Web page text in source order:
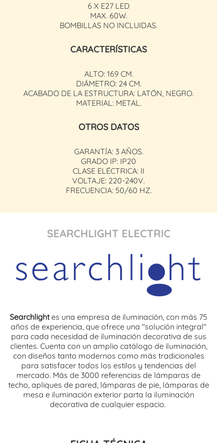
6 X E27 LED
MAX. 60W.
BOMBILLAS NO INCLUIDAS.
CARACTERÍSTICAS
ALTO: 169 CM.
DIÁMETRO: 24 CM.
ACABADO DE LA ESTRUCTURA: LATÓN, NEGRO.
MATERIAL: METAL.
OTROS DATOS
GARANTÍA: 3 AÑOS.
GRADO IP: IP20
CLASE ELÉCTRICA: II
VOLTAJE: 220-240V.
FRECUENCIA: 50/60 HZ.
SEARCHLIGHT ELECTRIC
Searchlightes una empresa de iluminación, con más 75
años de experiencia, que ofrece una "solución integral"
para cada necesidad de iluminación decorativa de sus
clientes. Cuenta con un amplio catálogo de iluminación,
con diseños tanto modernos como más tradicionales
para satisfacer todos los estilos y tendencias del
mercado. Más de 3000 referencias de lámparas de
techo, apliques de pared, lámparas de pie, lámparas de
mesa e iluminación exterior parta la iluminación
decorativa de cualquier espacio.